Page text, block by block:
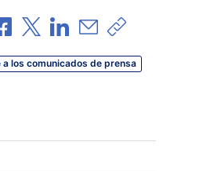
Compartir a través de
Compartir a través de X
Compartir a través de
Compartir por
Copiar
los comunicados de prensa